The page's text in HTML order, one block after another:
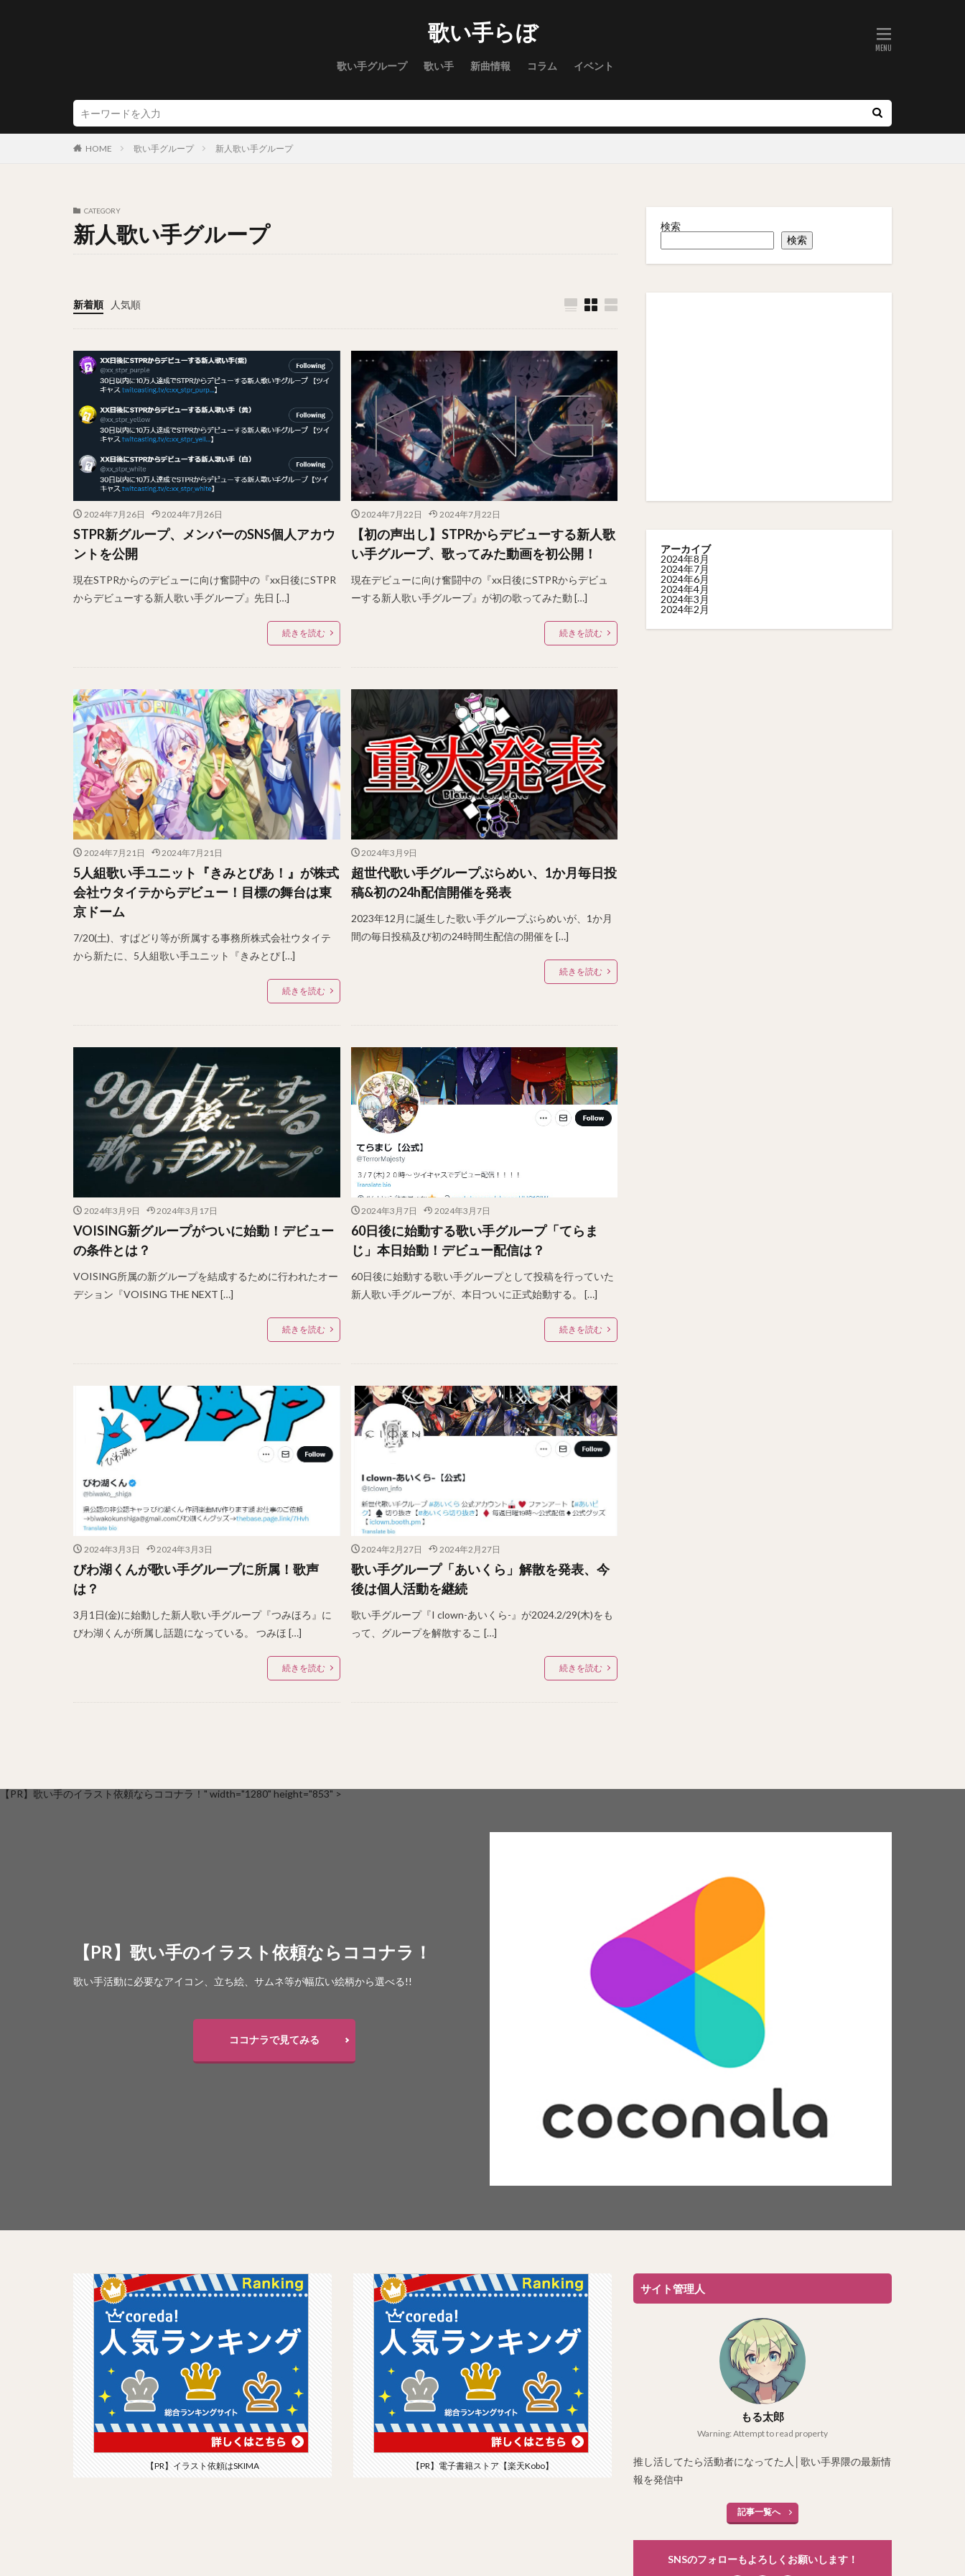
歌い手らぼ
歌い手グループ 歌い手 新曲情報 コラム イベント
HOME 歌い手グループ 新人歌い手グループ
CATEGORY
新人歌い手グループ
新着順 人気順
2024年7月26日 2024年7月26日
STPR新グループ、メンバーのSNS個人アカウ
ントを公開
現在STPRからのデビューに向け奮闘中の『xx日後にSTPR
からデビューする新人歌い手グループ』先日 […]
続きを読む
2024年7月22日 2024年7月22日
【初の声出し】STPRからデビューする新人歌
い手グループ、歌ってみた動画を初公開！
現在デビューに向け奮闘中の『xx日後にSTPRからデビュ
ーする新人歌い手グループ』が初の歌ってみた動 […]
続きを読む
2024年7月21日 2024年7月21日
5人組歌い手ユニット『きみとぴあ！』が株式
会社ウタイテからデビュー！目標の舞台は東
京ドーム
7/20(土)、すぱどり等が所属する事務所株式会社ウタイテ
から新たに、5人組歌い手ユニット『きみとぴ […]
続きを読む
2024年3月9日
超世代歌い手グループぶらめい、1か月毎日投
稿&初の24h配信開催を発表
2023年12月に誕生した歌い手グループぶらめいが、1か月
間の毎日投稿及び初の24時間生配信の開催を […]
続きを読む
2024年3月9日 2024年3月17日
VOISING新グループがついに始動！デビュー
の条件とは？
VOISING所属の新グループを結成するために行われたオー
デション『VOISING THE NEXT […]
続きを読む
2024年3月7日 2024年3月7日
60日後に始動する歌い手グループ「てらま
じ」本日始動！デビュー配信は？
60日後に始動する歌い手グループとして投稿を行っていた
新人歌い手グループが、本日ついに正式始動する。 […]
続きを読む
2024年3月3日 2024年3月3日
びわ湖くんが歌い手グループに所属！歌声
は？
3月1日(金)に始動した新人歌い手グループ『つみほろ』に
びわ湖くんが所属し話題になっている。 つみほ […]
続きを読む
2024年2月27日 2024年2月27日
歌い手グループ「あいくら」解散を発表、今
後は個人活動を継続
歌い手グループ『I clown-あいくら-』が2024.2/29(木)をも
って、グループを解散するこ […]
続きを読む
検索
検索
アーカイブ
2024年8月
2024年7月
2024年6月
2024年4月
2024年3月
2024年2月
【PR】歌い手のイラスト依頼ならココナラ！" width="1280" height="853" >
【PR】歌い手のイラスト依頼ならココナラ！
歌い手活動に必要なアイコン、立ち絵、サムネ等が幅広い絵柄から選べる!!
ココナラで見てみる
【PR】イラスト依頼はSKIMA 【PR】電子書籍ストア【楽天Kobo】
サイト管理人
もる太郎
Warning: Attempt to read property
推し活してたら活動者になってた人│歌い手界隈の最新情
報を発信中
記事一覧へ
SNSのフォローもよろしくお願いします！